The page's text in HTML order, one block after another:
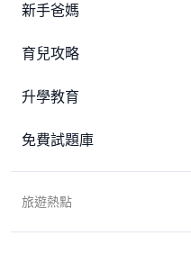
新手爸媽
育兒攻略
升學教育
免費試題庫
旅遊熱點